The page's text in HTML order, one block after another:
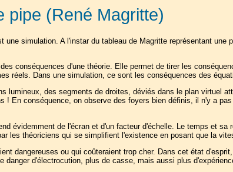
pipe (René Magritte)
simulation. A l'instar du tableau de Magritte représentant une
conséquences d'une théorie. Elle permet de tirer les
réels. Dans une simulation, ce sont les conséquences des
lumineux, des segments de droites, déviés dans le plan virtuel
En conséquence, on observe des foyers bien définis, il n'y a
évidemment de l'écran et d'un facteur d'échelle. Le temps et sa
les théoriciens qui se simplifient l'existence en posant que la
dangereuses ou qui coûteraient trop cher. Dans cet état
d'électrocution, plus de casse, mais aussi plus